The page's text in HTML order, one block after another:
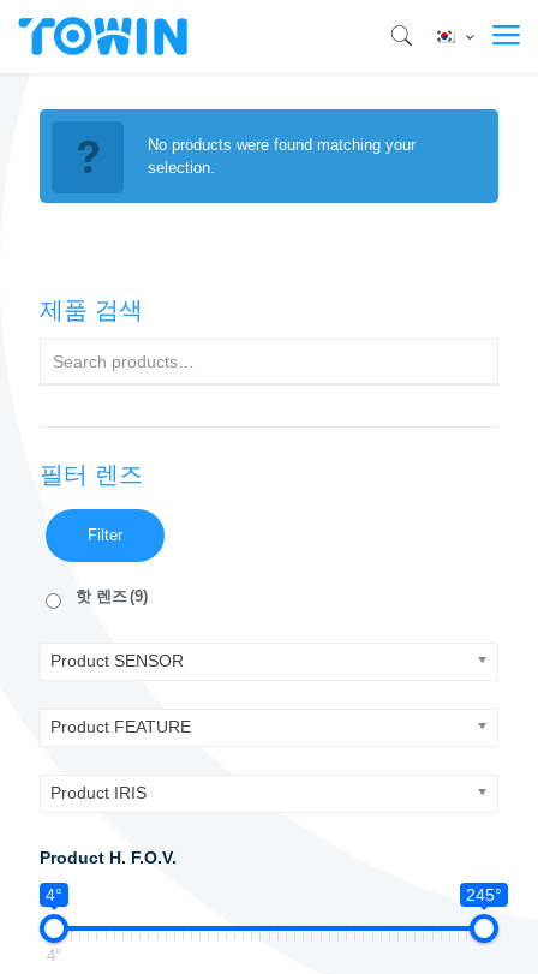
No products were found matching your
selection.
제품 검색
필터 렌즈
Filter
핫 렌즈(9)
Product SENSOR
Product FEATURE
Product IRIS
Product H. F.O.V.
4°
245°
4°